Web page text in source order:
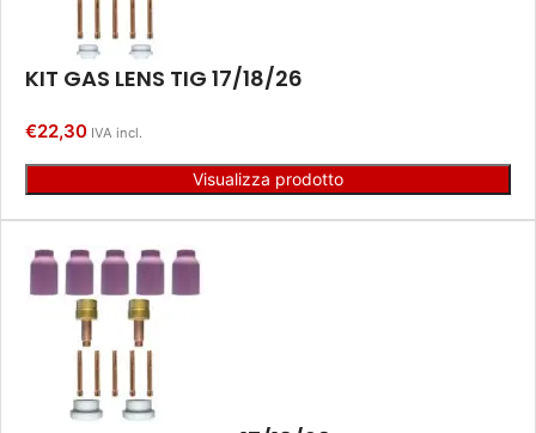
KIT GAS LENS TIG 17/18/26
€22,30 IVA incl.
Visualizza prodotto